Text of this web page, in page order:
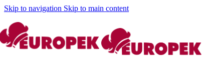
Skip to navigation Skip to main content